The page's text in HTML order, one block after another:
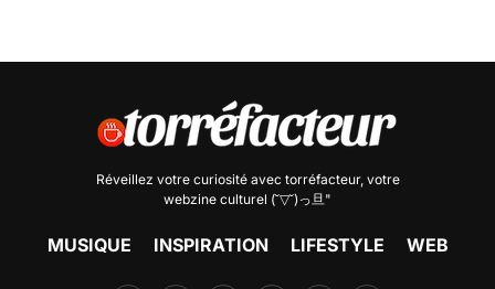
Réveillez votre curiosité avec torréfacteur, votre
webzine culturel (˘▽˘)っ旦"
MUSIQUE INSPIRATION LIFESTYLE WEB